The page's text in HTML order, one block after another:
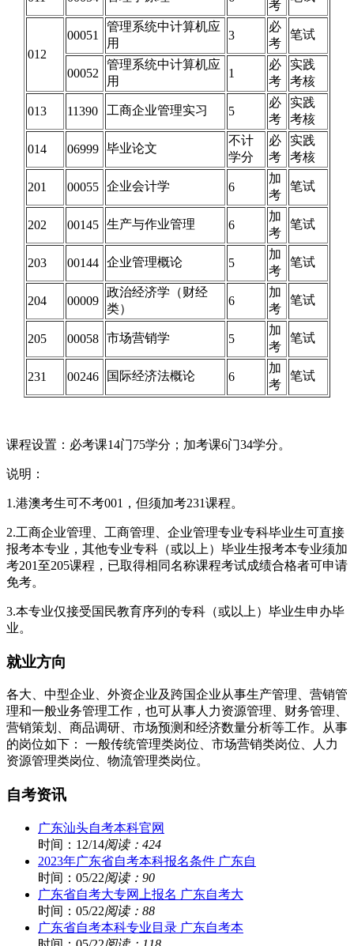
考
012
00051
管理系统中计算机应
用
3
必
考
笔试
00052
管理系统中计算机应
用
1
必
考
实践
考核
013 11390 工商企业管理实习 5
必
考
实践
考核
014 06999 毕业论文
不计
学分
必
考
实践
考核
201 00055 企业会计学 6
加
考
笔试
202 00145 生产与作业管理 6
加
考
笔试
203 00144 企业管理概论 5
加
考
笔试
204 00009
政治经济学（财经
类）
6
加
考
笔试
205 00058 市场营销学 5
加
考
笔试
231 00246 国际经济法概论 6
加
考
笔试
课程设置：必考课14门75学分；加考课6门34学分。
说明：
1.港澳考生可不考001，但须加考231课程。
2.工商企业管理、工商管理、企业管理专业专科毕业生可直接
报考本专业，其他专业专科（或以上）毕业生报考本专业须加
考201至205课程，已取得相同名称课程考试成绩合格者可申请
免考。
3.本专业仅接受国民教育序列的专科（或以上）毕业生申办毕
业。
就业方向
各大、中型企业、外资企业及跨国企业从事生产管理、营销管
理和一般业务管理工作，也可从事人力资源管理、财务管理、
营销策划、商品调研、市场预测和经济数量分析等工作。从事
的岗位如下： 一般传统管理类岗位、市场营销类岗位、人力
资源管理类岗位、物流管理类岗位。
自考资讯
广东汕头自考本科官网
时间：12/14阅读：424
2023年广东省自考本科报名条件 广东自
时间：05/22阅读：90
广东省自考大专网上报名 广东自考大
时间：05/22阅读：88
广东省自考本科专业目录 广东自考本